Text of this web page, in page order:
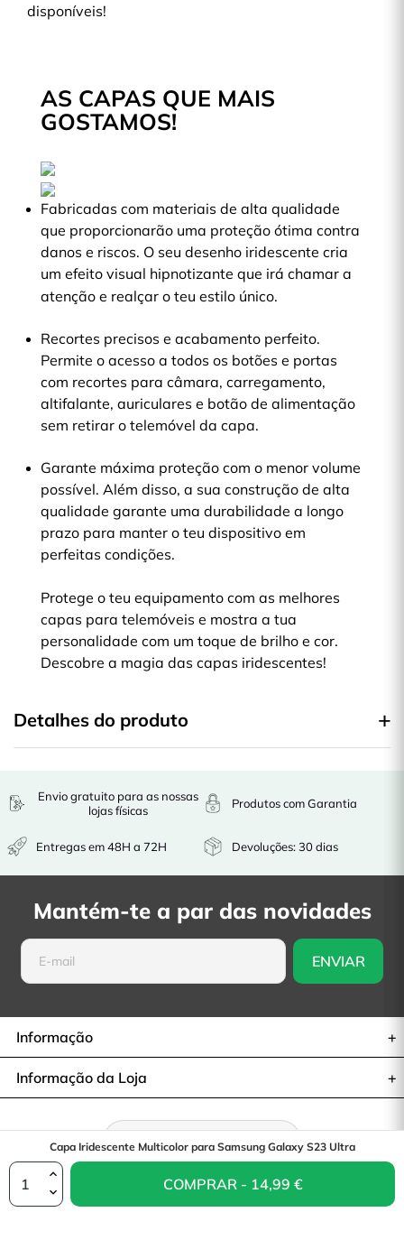
Capa Iridescente Multicolor para Samsung Galaxy S23 Ultra
COMPRAR - 14,99 €
disponíveis!
AS CAPAS QUE MAIS
GOSTAMOS!
Fabricadas com materiais de alta qualidade
que proporcionarão uma proteção ótima contra
danos e riscos. O seu desenho iridescente cria
um efeito visual hipnotizante que irá chamar a
atenção e realçar o teu estilo único.
Recortes precisos e acabamento perfeito.
Permite o acesso a todos os botões e portas
com recortes para câmara, carregamento,
altifalante, auriculares e botão de alimentação
sem retirar o telemóvel da capa.
Garante máxima proteção com o menor volume
possível. Além disso, a sua construção de alta
qualidade garante uma durabilidade a longo
prazo para manter o teu dispositivo em
perfeitas condições.
Protege o teu equipamento com as melhores
capas para telemóveis e mostra a tua
personalidade com um toque de brilho e cor.
Descobre a magia das capas iridescentes!
Detalhes do produto
Envio gratuito para as nossas
lojas físicas
Entregas em 48H a 72H
Produtos com Garantia
Devoluções: 30 dias
Mantém-te a par das novidades
Informação
Informação da Loja
Retratar-se do contrato
© 2026— La Casa de las Carcasas